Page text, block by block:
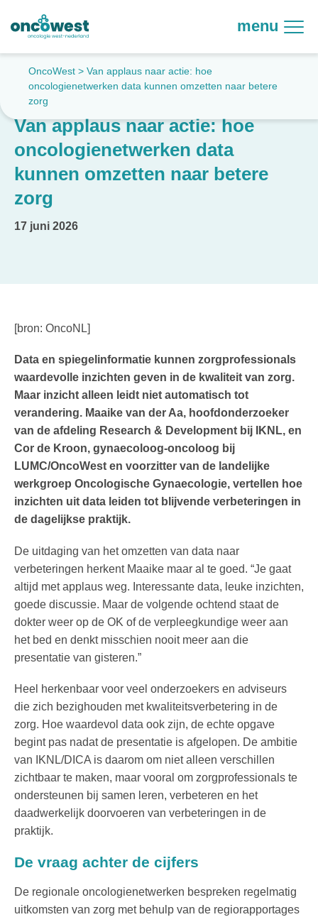
menu
OncoWest > Van applaus naar actie: hoe
oncologienetwerken data kunnen omzetten naar betere
zorg
Van applaus naar actie: hoe
oncologienetwerken data
kunnen omzetten naar betere
zorg
17 juni 2026
[bron: OncoNL]
Data en spiegelinformatie kunnen zorgprofessionals
waardevolle inzichten geven in de kwaliteit van zorg.
Maar inzicht alleen leidt niet automatisch tot
verandering. Maaike van der Aa, hoofdonderzoeker
van de afdeling Research & Development bij IKNL, en
Cor de Kroon, gynaecoloog-oncoloog bij
LUMC/OncoWest en voorzitter van de landelijke
werkgroep Oncologische Gynaecologie, vertellen hoe
inzichten uit data leiden tot blijvende verbeteringen in
de dagelijkse praktijk.
De uitdaging van het omzetten van data naar
verbeteringen herkent Maaike maar al te goed. “Je gaat
altijd met applaus weg. Interessante data, leuke inzichten,
goede discussie. Maar de volgende ochtend staat de
dokter weer op de OK of de verpleegkundige weer aan
het bed en denkt misschien nooit meer aan die
presentatie van gisteren.”
Heel herkenbaar voor veel onderzoekers en adviseurs
die zich bezighouden met kwaliteitsverbetering in de
zorg. Hoe waardevol data ook zijn, de echte opgave
begint pas nadat de presentatie is afgelopen. De ambitie
van IKNL/DICA is daarom om niet alleen verschillen
zichtbaar te maken, maar vooral om zorgprofessionals te
ondersteunen bij samen leren, verbeteren en het
daadwerkelijk doorvoeren van verbeteringen in de
praktijk.
De vraag achter de cijfers
De regionale oncologienetwerken bespreken regelmatig
uitkomsten van zorg met behulp van de regiorapportages